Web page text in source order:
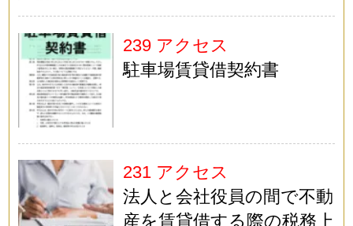
239 アクセス
駐車場賃貸借契約書
231 アクセス
法人と会社役員の間で不動
産を賃貸借する際の税務上